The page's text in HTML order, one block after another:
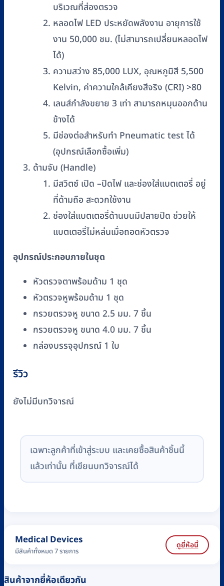
บริเวณที่ส่องตรวจ
หลอดไฟ LED ประหยัดพลังงาน อายุการใช้
งาน 50,000 ชม. (ไม่สามารถเปลี่ยนหลอดไฟ
ได้)
ความสว่าง 85,000 LUX, อุณหภูมิสี 5,500
Kelvin, ค่าความใกล้เคียงสีจริง (CRI) >80
เลนส์กำลังขยาย 3 เท่า สามารถหมุนออกด้าน
ข้างได้
มีช่องต่อสำหรับทำ Pneumatic test ได้
(อุปกรณ์เลือกซื้อเพิ่ม)
ด้ามจับ (Handle)
มีสวิตซ์ เปิด –ปิดไฟ และช่องใส่แบตเตอรี่ อยู่
ที่ด้ามถือ สะดวกใช้งาน
ช่องใส่แบตเตอรี่ด้านบนมีปลายปิด ช่วยให้
แบตเตอรี่ไม่หล่นเมื่อถอดหัวตรวจ
อุปกรณ์ประกอบภายในชุด
หัวตรวจตาพร้อมด้าม 1 ชุด
หัวตรวจหูพร้อมด้าม 1 ชุด
กรวยตรวจหู ขนาด 2.5 มม. 7 ชิ้น
กรวยตรวจหู ขนาด 4.0 มม. 7 ชิ้น
กล่องบรรจุอุปกรณ์ 1 ใบ
รีวิว
ยังไม่มีบทวิจารณ์
เฉพาะลูกค้าที่เข้าสู่ระบบ และเคยซื้อสินค้าชิ้นนี้
แล้วเท่านั้น ที่เขียนบทวิจารณ์ได้
Medical Devices
มีสินค้าทั้งหมด 7 รายการ
ดูยี่ห้อนี้
สินค้าจากยี่ห้อเดียวกัน